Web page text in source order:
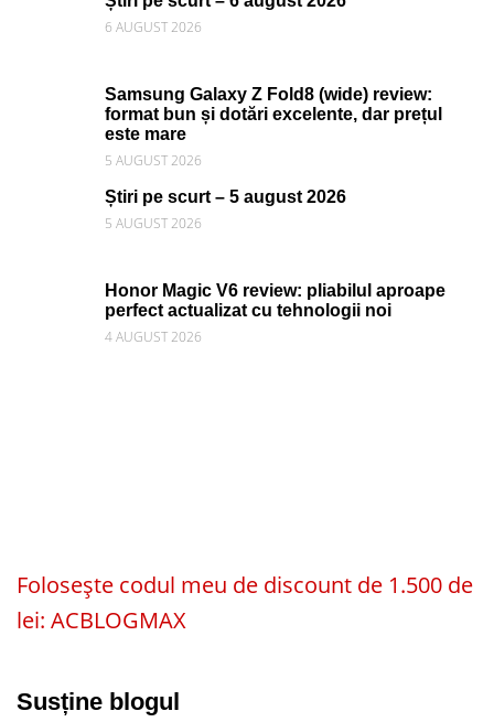
6 AUGUST 2026
Samsung Galaxy Z Fold8 (wide) review:
format bun și dotări excelente, dar prețul
este mare
5 AUGUST 2026
Știri pe scurt – 5 august 2026
5 AUGUST 2026
Honor Magic V6 review: pliabilul aproape
perfect actualizat cu tehnologii noi
4 AUGUST 2026
Folosește codul meu de discount de 1.500 de
lei: ACBLOGMAX
Susține blogul